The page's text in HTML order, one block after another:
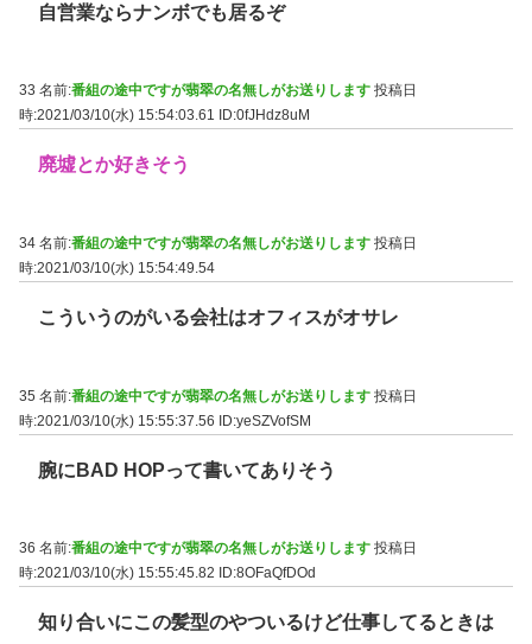
自営業ならナンボでも居るぞ
33 名前:番組の途中ですが翡翠の名無しがお送りします 投稿日
時:2021/03/10(水) 15:54:03.61
ID:0fJHdz8uM
廃墟とか好きそう
34 名前:番組の途中ですが翡翠の名無しがお送りします 投稿日
時:2021/03/10(水) 15:54:49.54
こういうのがいる会社はオフィスがオサレ
35 名前:番組の途中ですが翡翠の名無しがお送りします 投稿日
時:2021/03/10(水) 15:55:37.56 ID:yeSZVofSM
腕にBAD HOPって書いてありそう
36 名前:番組の途中ですが翡翠の名無しがお送りします 投稿日
時:2021/03/10(水) 15:55:45.82
ID:8OFaQfDOd
知り合いにこの髪型のやついるけど仕事してるときは